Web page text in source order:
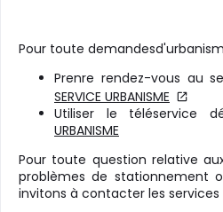
Pour toute
Prenre rendez-vous au
SERVICE URBANISME
Utiliser le téléservice
URBANISME
Pour toute question relative
problèmes de stationnement
invitons à contacter les services